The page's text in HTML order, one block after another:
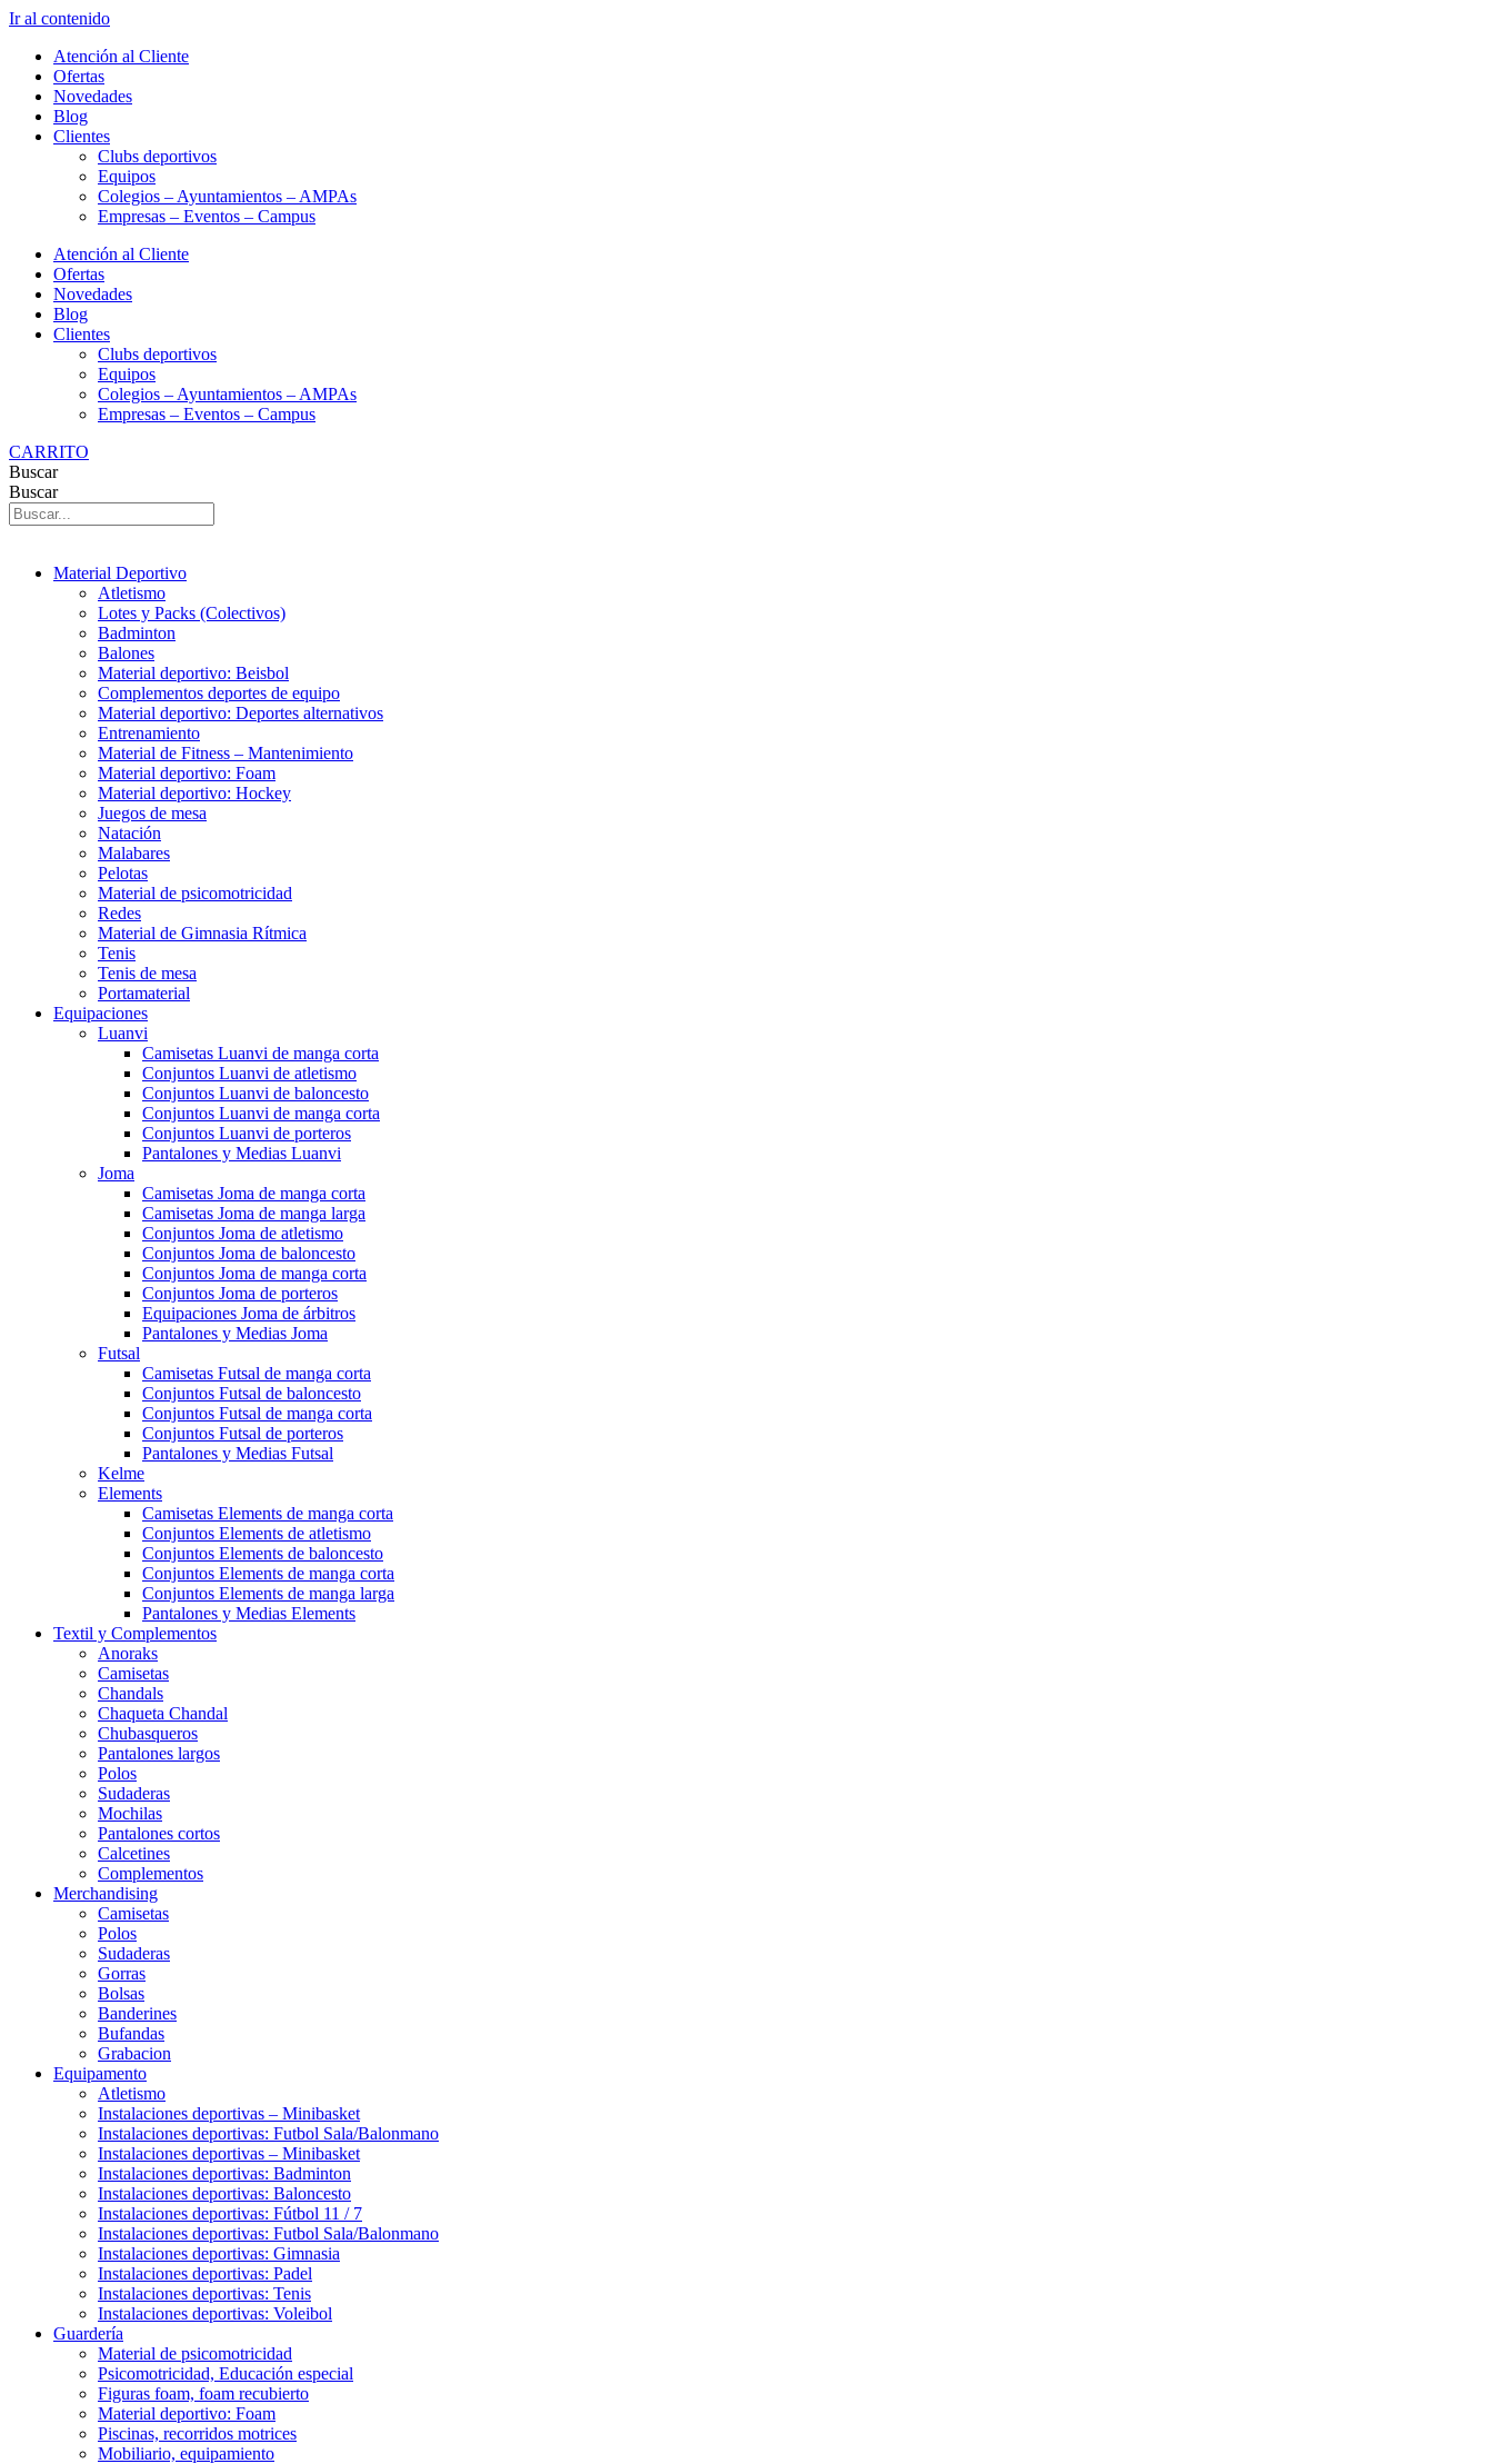
Ir al contenido
Atención al Cliente
Ofertas
Novedades
Blog
Clientes
Clubs deportivos
Equipos
Colegios – Ayuntamientos – AMPAs
Empresas – Eventos – Campus
Atención al Cliente
Ofertas
Novedades
Blog
Clientes
Clubs deportivos
Equipos
Colegios – Ayuntamientos – AMPAs
Empresas – Eventos – Campus
CARRITO
Buscar
Buscar
Material Deportivo
Atletismo
Lotes y Packs (Colectivos)
Badminton
Balones
Material deportivo: Beisbol
Complementos deportes de equipo
Material deportivo: Deportes alternativos
Entrenamiento
Material de Fitness – Mantenimiento
Material deportivo: Foam
Material deportivo: Hockey
Juegos de mesa
Natación
Malabares
Pelotas
Material de psicomotricidad
Redes
Material de Gimnasia Rítmica
Tenis
Tenis de mesa
Portamaterial
Equipaciones
Luanvi
Camisetas Luanvi de manga corta
Conjuntos Luanvi de atletismo
Conjuntos Luanvi de baloncesto
Conjuntos Luanvi de manga corta
Conjuntos Luanvi de porteros
Pantalones y Medias Luanvi
Joma
Camisetas Joma de manga corta
Camisetas Joma de manga larga
Conjuntos Joma de atletismo
Conjuntos Joma de baloncesto
Conjuntos Joma de manga corta
Conjuntos Joma de porteros
Equipaciones Joma de árbitros
Pantalones y Medias Joma
Futsal
Camisetas Futsal de manga corta
Conjuntos Futsal de baloncesto
Conjuntos Futsal de manga corta
Conjuntos Futsal de porteros
Pantalones y Medias Futsal
Kelme
Elements
Camisetas Elements de manga corta
Conjuntos Elements de atletismo
Conjuntos Elements de baloncesto
Conjuntos Elements de manga corta
Conjuntos Elements de manga larga
Pantalones y Medias Elements
Textil y Complementos
Anoraks
Camisetas
Chandals
Chaqueta Chandal
Chubasqueros
Pantalones largos
Polos
Sudaderas
Mochilas
Pantalones cortos
Calcetines
Complementos
Merchandising
Camisetas
Polos
Sudaderas
Gorras
Bolsas
Banderines
Bufandas
Grabacion
Equipamento
Atletismo
Instalaciones deportivas – Minibasket
Instalaciones deportivas: Futbol Sala/Balonmano
Instalaciones deportivas – Minibasket
Instalaciones deportivas: Badminton
Instalaciones deportivas: Baloncesto
Instalaciones deportivas: Fútbol 11 / 7
Instalaciones deportivas: Futbol Sala/Balonmano
Instalaciones deportivas: Gimnasia
Instalaciones deportivas: Padel
Instalaciones deportivas: Tenis
Instalaciones deportivas: Voleibol
Guardería
Material de psicomotricidad
Psicomotricidad, Educación especial
Figuras foam, foam recubierto
Material deportivo: Foam
Piscinas, recorridos motrices
Mobiliario, equipamiento